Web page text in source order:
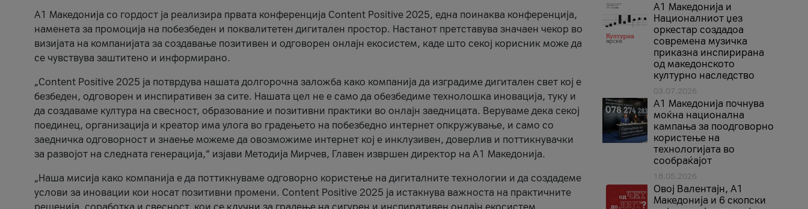
А1 Македонија со гордост ја реализира првата конференција Content Positive 2025, една поинаква конференција,
наменета за промоција на побезбеден и поквалитетен дигитален простор. Настанот претставува значаен чекор во
визијата на компанијата за создавање позитивен и одговорен онлајн екосистем, каде што секој корисник може да
се чувствува заштитено и информирано.
„Content Positive 2025 ја потврдува нашата долгорочна заложба како компанија да изградиме дигитален свет кој е
безбеден, одговорен и инспиративен за сите. Нашата цел не е само да обезбедиме технолошка иновација, туку и
да создаваме култура на свесност, образование и позитивни практики во онлајн заедницата. Веруваме дека секој
поединец, организација и креатор има улога во градењето на побезбедно интернет опкружување, и само со
заедничка одговорност и знаење можеме да овозможиме интернет кој е инклузивен, доверлив и поттикнувачки
за развојот на следната генерација,“ изјави Методија Мирчев, Главен извршен директор на А1 Македонија.
„Наша мисија како компанија е да поттикнуваме одговорно користење на дигиталните технологии и да создадеме
услови за иновации кои носат позитивни промени. Content Positive 2025 ја истакнува важноста на практичните
решенија, соработка и свесност, кои се клучни за градење на сигурен и инспиративен онлајн екосистем.
А1 Македонија и
Националниот џез
оркестар создадоа
современа музичка
приказна инспирирана
од македонското
културно наследство
03.07.2026
A1 Македонија почнува
моќна национална
кампања за поодговорно
користење на
технологијата во
сообраќајот
18.05.2026
Овој Валентајн, A1
Македонија и 6 скопски